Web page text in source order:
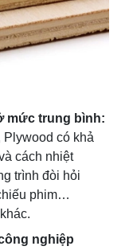
mức trung bình:
Plywood có khả
cách nhiệt
trình đòi hỏi
phim…
nghiệp